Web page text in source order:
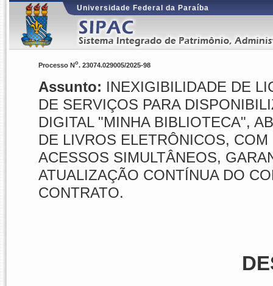
Universidade Federal da Paraíba
Processo No. 23074.029005/2025-98
Assunto: INEXIGIBILIDADE DE
DE SERVIÇOS PARA
DIGITAL "MINHA BIBLIOTECA",
DE LIVROS ELETRÔNICOS,
ACESSOS SIMULTÂNEOS,
ATUALIZAÇÃO CONTÍNUA DO
CONTRATO.